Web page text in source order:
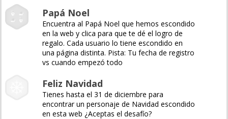
Papá Noel
Encuentra al Papá Noel que hemos escondido
en la web y clica para que te dé el logro de
regalo. Cada usuario lo tiene escondido en
una página distinta. Pista: Tu fecha de registro
vs cuando empezó todo
Feliz Navidad
Tienes hasta el 31 de diciembre para
encontrar un personaje de Navidad escondido
en esta web ¿Aceptas el desafío?